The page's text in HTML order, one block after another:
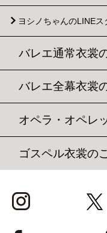
ヨシノちゃんのLINEス
バレエ通常衣裳
バレエ全幕衣裳
オペラ・オペレ
ゴスペル衣裳の